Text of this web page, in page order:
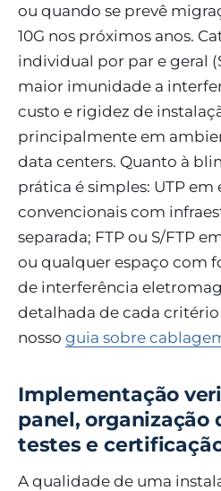
ou quando se prevê
10G nos próximos anos.
individual por par e geral
maior imunidade a
custo e rigidez de
principalmente em
data centers. Quanto à
prática é simples: UTP em
convencionais com
separada; FTP ou S/FTP
ou qualquer espaço com
de interferência
detalhada de cada
nosso guia sobre
Implementação
panel, organização
testes e
A qualidade de uma